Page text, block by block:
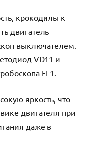
крокодилы к
двигатель
выключателем.
VD11 и
EL1.
яркость, что
двигателя при
даже в